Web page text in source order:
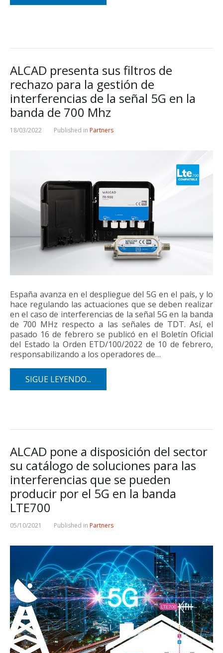
ALCAD presenta sus filtros de
rechazo para la gestión de
interferencias de la señal 5G en la
banda de 700 Mhz
18/03/2022 Published in Partners
España avanza en el despliegue del 5G en el país, y lo
hace regulando las actuaciones que se deben realizar
en el caso de interferencias de la señal 5G en la banda
de 700 MHz respecto a las señales de TDT. Así, el
pasado 16 de febrero se publicó en el Boletín Oficial
del Estado la Orden ETD/100/2022 de 10 de febrero,
responsabilizando a los operadores de…
SIGUE LEYENDO...
ALCAD pone a disposición del sector
su catálogo de soluciones para las
interferencias que se pueden
producir por el 5G en la banda
LTE700
05/10/2021 Published in Partners